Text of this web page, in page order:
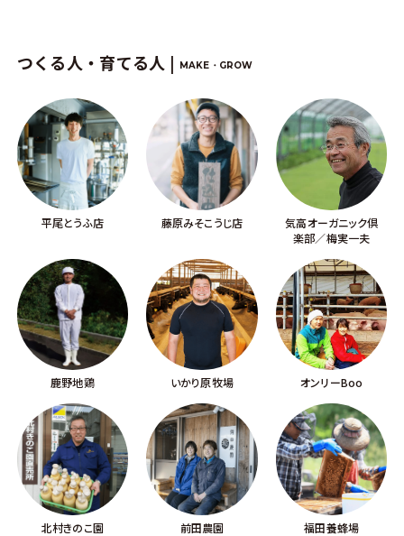
つくる人・育てる人 | MAKE・GROW
平尾とうふ店 藤原みそこうじ店
気高オーガニック倶
楽部／梅実一夫
鹿野地鶏 いかり原牧場 オンリーBoo
北村きのこ園 前田農園 福田養蜂場